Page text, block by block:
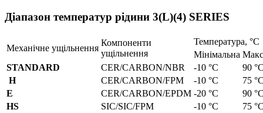
Діапазон температур рідини 3(L)(4) SERIES
Механічне ущільнення
Компоненти
ущільнення
Температура, °С
Мінімальна
STANDARD
CER/CARBON/NBR -10 °C
90
H
CER/CARBON/FPM -10 °C
75
E
CER/CARBON/EPDM -20 °C
90
HS
SIC/SIC/FPM -10 °C
75